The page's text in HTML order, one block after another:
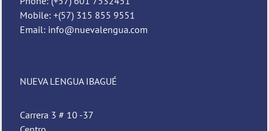
Mobile: +(57) 315 855 9551
Email: info@nuevalengua.com
NUEVA LENGUA IBAGUÉ
Carrera 3 # 10 -37